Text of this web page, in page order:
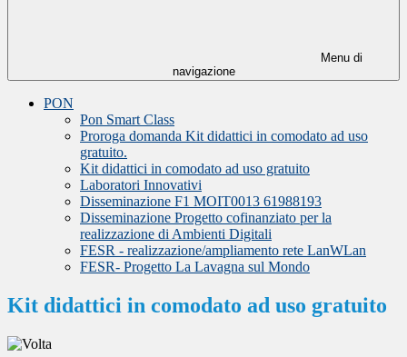
Menu di
navigazione
PON
Pon Smart Class
Proroga domanda Kit didattici in comodato ad uso
gratuito.
Kit didattici in comodato ad uso gratuito
Laboratori Innovativi
Disseminazione F1 MOIT0013 61988193
Disseminazione Progetto cofinanziato per la
realizzazione di Ambienti Digitali
FESR - realizzazione/ampliamento rete LanWLan
FESR- Progetto La Lavagna sul Mondo
Kit didattici in comodato ad uso gratuito